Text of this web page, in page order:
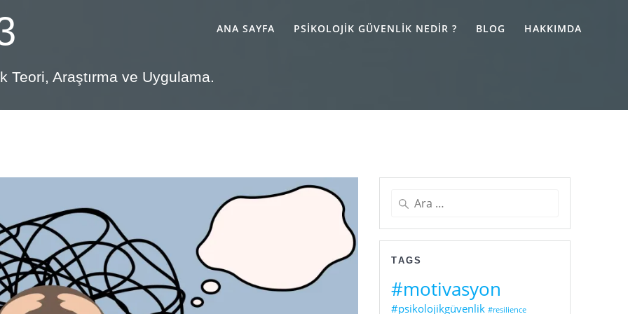
ANA SAYFA PSIKOLOJIK GÜVENLIK NEDIR ? BLOG HAKKIMDA
Teori, Araştırma ve Uygulama.
Arama:
TAGS
#motivasyon
#psikolojikgüvenlik #resilience